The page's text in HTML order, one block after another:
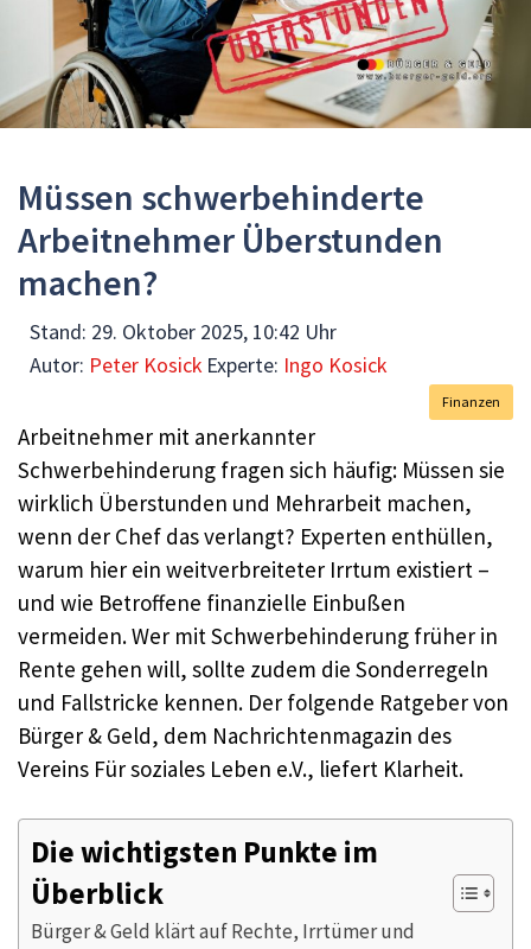
Müssen schwerbehinderte
Arbeitnehmer Überstunden
machen?
Stand: 29. Oktober 2025, 10:42 Uhr
Autor: Peter Kosick Experte: Ingo Kosick
Finanzen
Arbeitnehmer mit anerkannter
Schwerbehinderung fragen sich häufig: Müssen sie
wirklich Überstunden und Mehrarbeit machen,
wenn der Chef das verlangt? Experten enthüllen,
warum hier ein weitverbreiteter Irrtum existiert –
und wie Betroffene finanzielle Einbußen
vermeiden. Wer mit Schwerbehinderung früher in
Rente gehen will, sollte zudem die Sonderregeln
und Fallstricke kennen. Der folgende Ratgeber von
Bürger & Geld, dem Nachrichtenmagazin des
Vereins Für soziales Leben e.V., liefert Klarheit.
Die wichtigsten Punkte im
Überblick
Bürger & Geld klärt auf Rechte, Irrtümer und